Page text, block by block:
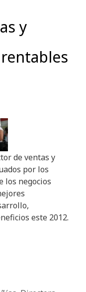
y
de ventas y
por los
los negocios
este 2012.